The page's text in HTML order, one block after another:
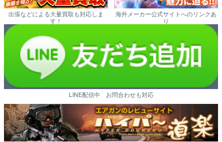
出張などによる大量買取も対応しま
す！
海外メーカー公式サイトへのリンクあ
り
LINE配信中 お問合わせも対応